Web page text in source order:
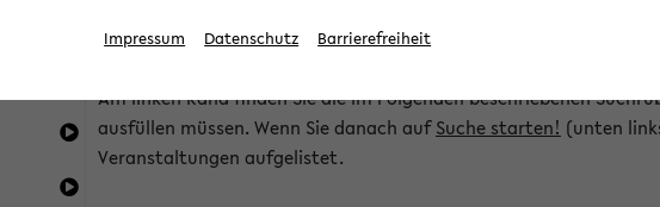
Sie können das eKVV nach diversen Kriterien durchsuchen und
die für Sie interessant sind.
Am linken Rand finden Sie die im Folgenden beschriebenen
ausfüllen müssen. Wenn Sie danach aufSuche starten! (unten
Veranstaltungen aufgelistet.
Impressum Datenschutz Barrierefreiheit